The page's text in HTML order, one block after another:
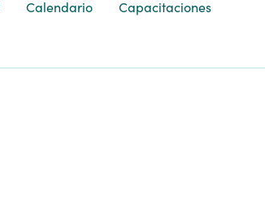
Calendario Capacitaciones